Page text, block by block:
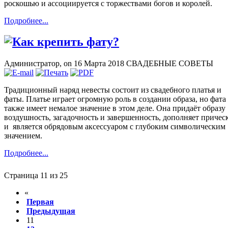
Как крепить фату?
Администратор, on 16 Марта 2018
Традиционный наряд невесты состоит из свадебного платья и
фаты. Платье играет огромную роль в создании образа, но фата
воздушность, загадочность и завершенность, дополняет
и является обрядовым аксессуаром с глубоким символическим
значением.
Подробнее...
Страница 11 из 25
Первая
11
12
13
14